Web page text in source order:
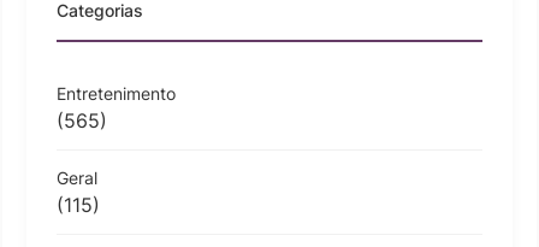
Categorias
Entretenimento
(565)
Geral
(115)